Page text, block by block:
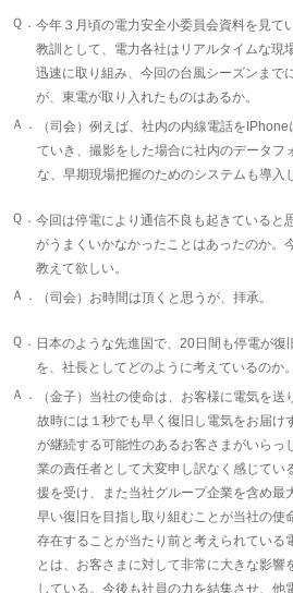
Ｑ． 今年３月頃の電力安全小委員会資料を見て
教訓として、電力各社はリアルタイムな現
迅速に取り組み、今回の台風シーズンまで
が、東電が取り入れたものはあるか。
Ａ．
（司会）例えば、社内の内線電話を
ていき、撮影をした場合に社内のデータフ
な、早期現場把握のためのシステムも導入
Ｑ． 今回は停電により通信不良も起きていると
がうまくいかなかったことはあったのか。
教えて欲しい。
Ａ．
（司会）お時間は頂くと思うが、拝承。
Ｑ． 日本のような先進国で、20日間も停電が
を、社長としてどのように考えているのか。
Ａ．
（金子）当社の使命は、お客様に電気を
故時には１秒でも早く復旧し電気をお届け
が継続する可能性のあるお客さまがいらっ
業の責任者として大変申し訳なく感じてい
援を受け、また当社グループ企業を含め最
早い復旧を目指し取り組むことが当社の使
存在することが当たり前と考えられている
とは、お客さまに対して非常に大きな影響
している。今後も社員の力を結集させ、他